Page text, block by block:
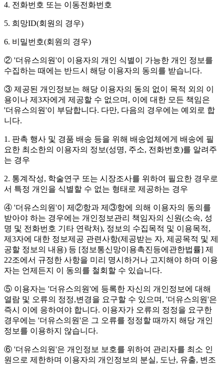
4. 전화번호 또는 이동전화번호
5. 희망ID(회원의 경우)
6. 비밀번호(회원의 경우)
② '더유스의원'이 이용자의 개인 식별이 가능한 개인 정보를
수집하는 때에는 반드시 해당 이용자의 동의를 받습니다.
③ 제공된 개인정보는 해당 이용자의 동의 없이 목적 외의 이
용이나 제3자에게 제공할 수 없으며, 이에 대한 모든 책임은
'더유스의원'이 부담합니다. 다만, 다음의 경우에는 예외로 합
니다.
1. 판촉 행사 및 경품 배송 등을 위해 배송업체에게 배송에 필
요한 최소한의 이용자의 정보(성명, 주소, 전화번호)를 알려주
는 경우
2. 통계작성, 학술연구 또는 시장조사를 위하여 필요한 경우로
서 특정 개인을 식별할 수 없는 형태로 제공하는 경우
④ '더유스의원'이 제②항과 제③항에 의해 이용자의 동의를
받아야 하는 경우에는 개인정보관리 책임자의 신원(소속, 성
명 및 전화번호 기타 연락처), 정보의 수집목적 및 이용목적,
제3자에 대한 정보제공 관련사항(제공받는 자, 제공목적 및 제
공할 정보의 내용) 등 [정보통신망이용촉진등에관한법률] 제
22조에서 규정한 사항을 미리 명시하거나 고지해야 하며 이용
자는 언제든지 이 동의를 철회할 수 있습니다.
⑤ 이용자는 '더유스의원'에 등록한 자신의 개인정보에 대해
열람 및 오류의 정정,변경을 요구할 수 있으며, '더유스의원'은
즉시 이에 응하여야 합니다. 이용자가 오류의 정정을 요구한
경우에는 '더유스의원'은 그 오류를 정정할 때까지 해당 개인
정보를 이용하지 않습니다.
⑥ '더유스의원'은 개인정보 보호를 위하여 관리자를 최소 인
원으로 제한하며 이용자의 개인정보의 분실, 도난, 유출, 변조